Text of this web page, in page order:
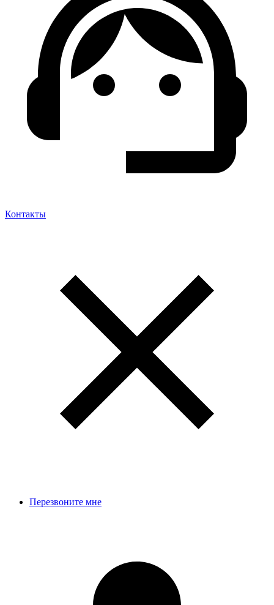
Контакты
Перезвоните мне